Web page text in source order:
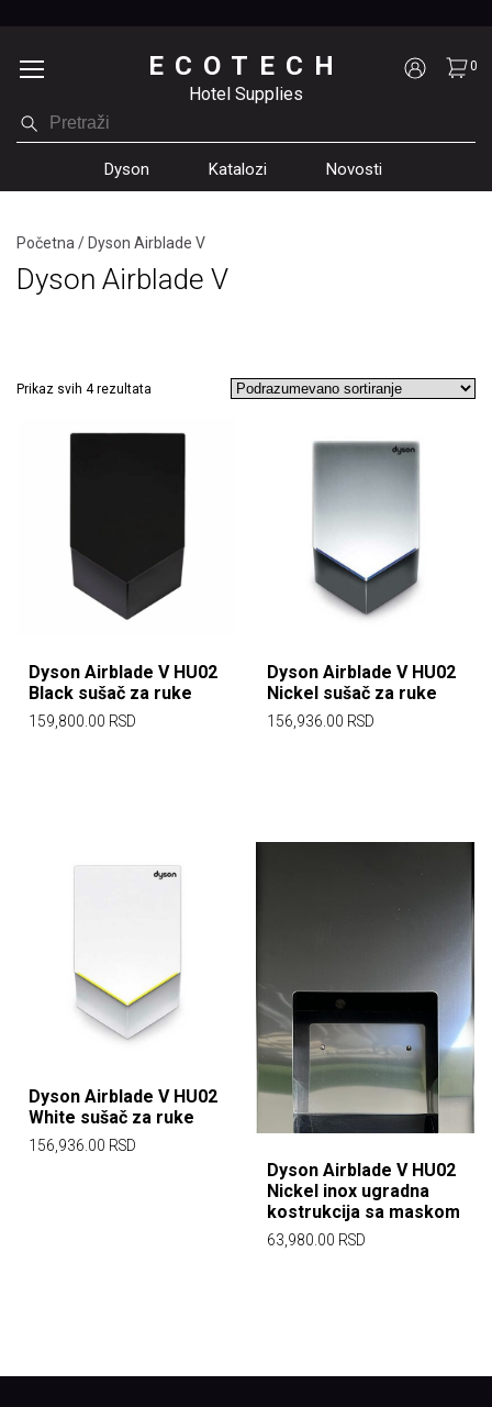
Dyson Katalozi Novosti
ECOTECH
Hotel Supplies
0
Početna /Dyson Airblade V
Dyson Airblade V
Prikaz svih 4 rezultata
Dyson Airblade V HU02
Black sušač za ruke
159,800.00 RSD
Dyson Airblade V HU02
Nickel sušač za ruke
156,936.00 RSD
Dyson Airblade V HU02
White sušač za ruke
156,936.00 RSD
Dyson Airblade V HU02
Nickel inox ugradna
kostrukcija sa maskom
63,980.00 RSD